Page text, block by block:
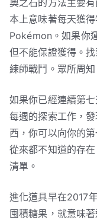
奧之石的方法主要
本上意味著每天獲
Pokémon。如果你
但不能保證獲得。
練師戰鬥。眾所周
如果你已經連續第
每週的探索工作，
西，你可以向你的
從來都不知道的存
清單。
進化道具早在2017
囤積糖果，就意味